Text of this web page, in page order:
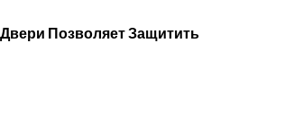
Позволяет Защитить